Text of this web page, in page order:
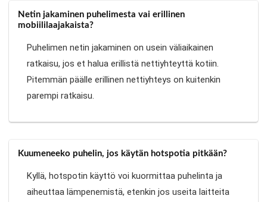
Netin jakaminen puhelimesta vai erillinen
mobiililaajakaista?
Puhelimen netin jakaminen on usein väliaikainen
ratkaisu, jos et halua erillistä nettiyhteyttä kotiin.
Pitemmän päälle erillinen nettiyhteys on kuitenkin
parempi ratkaisu.
Kuumeneeko puhelin, jos käytän hotspotia pitkään?
Kyllä, hotspotin käyttö voi kuormittaa puhelinta ja
aiheuttaa lämpenemistä, etenkin jos useita laitteita